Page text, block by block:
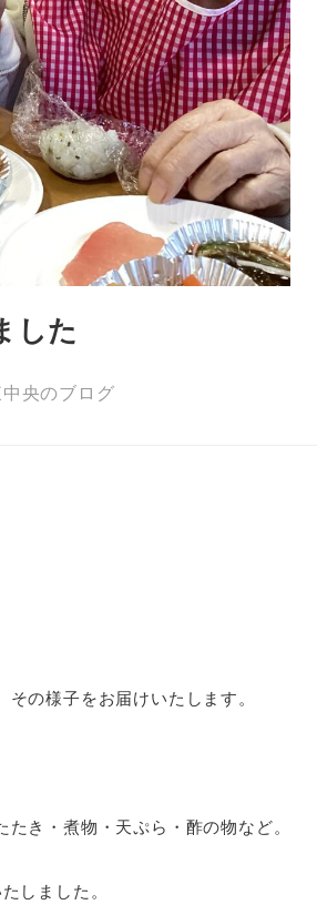
した
央のブログ
の様子をお届けいたします。
き・煮物・天ぷら・酢の物など。
しました。